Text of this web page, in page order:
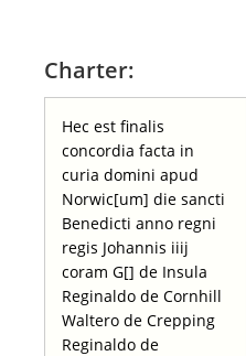
Charter:
Hec est finalis
concordia facta in
curia domini apud
Norwic[um] die sancti
Benedicti anno regni
regis Johannis iiij
coram G[] de Insula
Reginaldo de Cornhill
Waltero de Crepping
Reginaldo de